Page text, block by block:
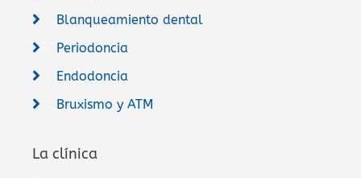
Blanqueamiento dental
Periodoncia
Endodoncia
Bruxismo y ATM
La clínica